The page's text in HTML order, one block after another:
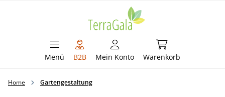
Menü B2B Mein Konto Warenkorb
Warenkorb
Home Gartengestaltung